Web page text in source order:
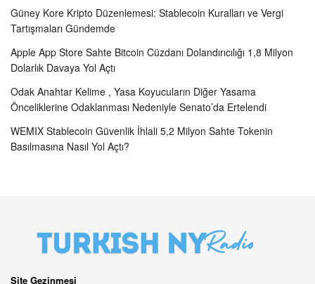
Güney Kore Kripto Düzenlemesi: Stablecoin Kuralları ve Vergi
Tartışmaları Gündemde
Apple App Store Sahte Bitcoin Cüzdanı Dolandırıcılığı 1,8 Milyon
Dolarlık Davaya Yol Açtı
Odak Anahtar Kelime , Yasa Koyucuların Diğer Yasama
Önceliklerine Odaklanması Nedeniyle Senato’da Ertelendi
WEMIX Stablecoin Güvenlik İhlali 5,2 Milyon Sahte Tokenin
Basılmasına Nasıl Yol Açtı?
Site Gezinmesi